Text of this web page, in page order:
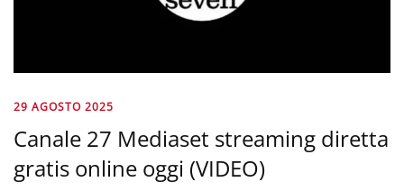
29 AGOSTO 2025
Canale 27 Mediaset streaming diretta
gratis online oggi (VIDEO)